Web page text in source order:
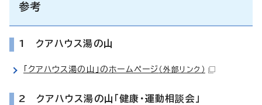
参考
1 クアハウス湯の山
「クアハウス湯の山」のホームページ （外部リンク）
2 クアハウス湯の山「健康・運動相談会」